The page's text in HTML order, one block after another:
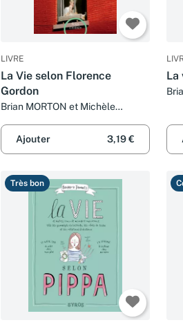
LIVRE
La Vie selon Florence
Gordon
Brian MORTON et Michèle
Ajouter
3,19 €
La
Très bon